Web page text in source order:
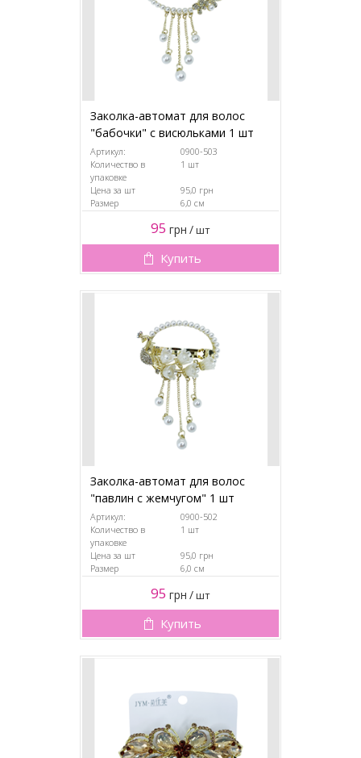
Заколка-автомат для волос
"бабочки" с висюльками 1 шт
Артикул:
0900-503
Количество в
упаковке
1 шт
Цена за шт
95,0 грн
Размер
6,0 см
95 грн /шт
Купить
Заколка-автомат для волос
"павлин с жемчугом" 1 шт
Артикул:
0900-502
Количество в
упаковке
1 шт
Цена за шт
95,0 грн
Размер
6,0 см
95 грн /шт
Купить